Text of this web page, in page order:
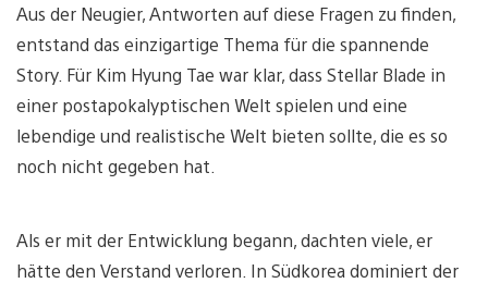
Aus der Neugier, Antworten auf diese Fragen zu finden,
entstand das einzigartige Thema für die spannende
Story. Für Kim Hyung Tae war klar, dass Stellar Blade in
einer postapokalyptischen Welt spielen und eine
lebendige und realistische Welt bieten sollte, die es so
noch nicht gegeben hat.
Als er mit der Entwicklung begann, dachten viele, er
hätte den Verstand verloren. In Südkorea dominiert der